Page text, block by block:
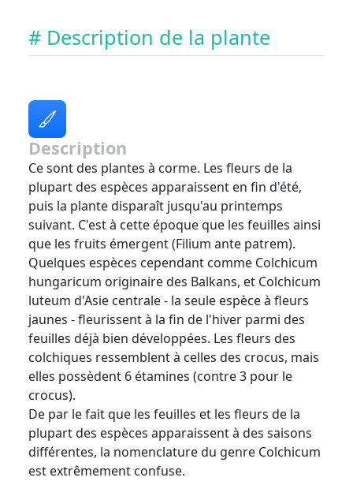
# Description de la plante
Description
Ce sont des plantes à corme. Les fleurs de la
plupart des espèces apparaissent en fin d'été,
puis la plante disparaît jusqu'au printemps
suivant. C'est à cette époque que les feuilles ainsi
que les fruits émergent (Filium ante patrem).
Quelques espèces cependant comme Colchicum
hungaricum originaire des Balkans, et Colchicum
luteum d'Asie centrale - la seule espèce à fleurs
jaunes - fleurissent à la fin de l'hiver parmi des
feuilles déjà bien développées. Les fleurs des
colchiques ressemblent à celles des crocus, mais
elles possèdent 6 étamines (contre 3 pour le
crocus).
De par le fait que les feuilles et les fleurs de la
plupart des espèces apparaissent à des saisons
différentes, la nomenclature du genre Colchicum
est extrêmement confuse.